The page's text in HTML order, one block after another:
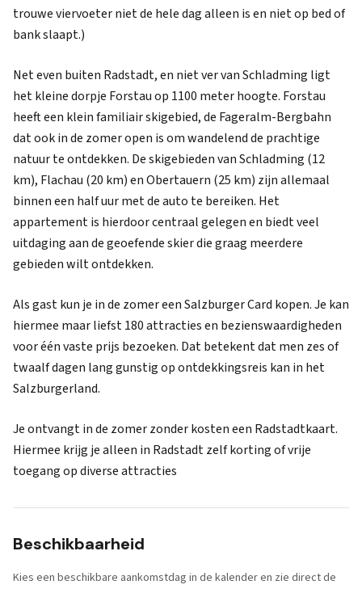
trouwe viervoeter niet de hele dag alleen is en niet op bed of
bank slaapt.)
Net even buiten Radstadt, en niet ver van Schladming ligt
het kleine dorpje Forstau op 1100 meter hoogte. Forstau
heeft een klein familiair skigebied, de Fageralm-Bergbahn
dat ook in de zomer open is om wandelend de prachtige
natuur te ontdekken. De skigebieden van Schladming (12
km), Flachau (20 km) en Obertauern (25 km) zijn allemaal
binnen een half uur met de auto te bereiken. Het
appartement is hierdoor centraal gelegen en biedt veel
uitdaging aan de geoefende skier die graag meerdere
gebieden wilt ontdekken.
Als gast kun je in de zomer een Salzburger Card kopen. Je kan
hiermee maar liefst 180 attracties en bezienswaardigheden
voor één vaste prijs bezoeken. Dat betekent dat men zes of
twaalf dagen lang gunstig op ontdekkingsreis kan in het
Salzburgerland.
Je ontvangt in de zomer zonder kosten een Radstadtkaart.
Hiermee krijg je alleen in Radstadt zelf korting of vrije
toegang op diverse attracties
Beschikbaarheid
Kies een beschikbare aankomstdag in de kalender en zie direct de